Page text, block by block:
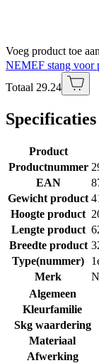
Voeg product toe
NEMEF stang voor
Totaal 29.24
Specificaties
Product
Productnummer
EAN
Gewicht product
Hoogte product
Lengte product
Breedte product
Type(nummer)
Merk
Algemeen
Kleurfamilie
Skg waardering
Materiaal
Afwerking